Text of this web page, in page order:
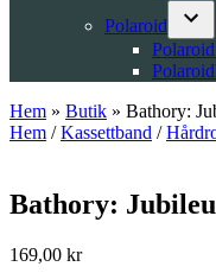
Polaroid
Hem » Butik » Bathory:
Hem /Kassettband /
Bathory:
169,00 kr